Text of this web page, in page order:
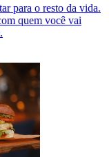
para o resto da vida.
quem você vai